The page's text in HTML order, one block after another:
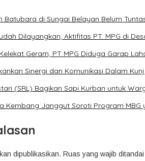
Batubara di Sungai Belayan Belum
Dilayangkan, Aktifitas PT. MPG di
Geram, PT MPG Diduga Garap
Sinergi dan Komunikasi Dalam
(SRL) Bagikan Sapi Kurban untuk
Kembang Janggut Soroti Program
dipublikasikan. Ruas yang wajib ditandai